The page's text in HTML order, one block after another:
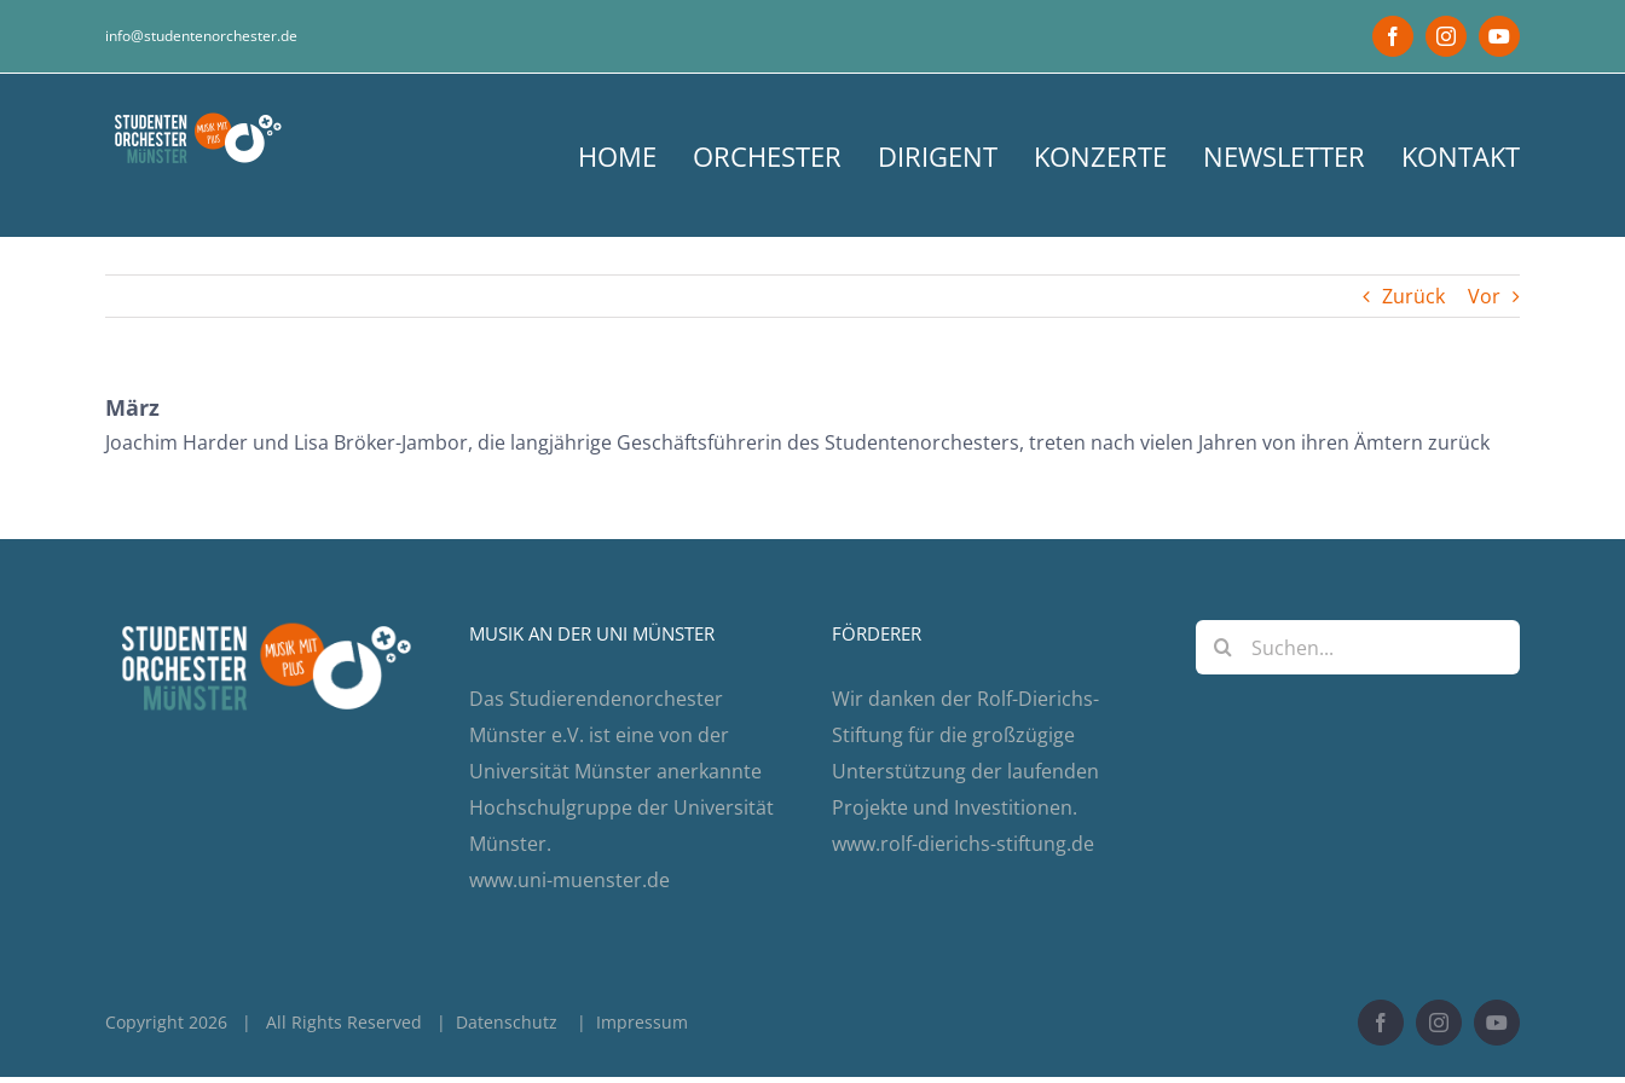
info@studentenorchester.de FacebookInstagramYouTube
HOME ORCHESTER DIRIGENT KONZERTE NEWSLETTER KONTAKT
Zurück Vor
März
Joachim Harder und Lisa Bröker-Jambor, die langjährige Geschäftsführerin des Studentenorchesters, treten nach vielen Jahren von ihren Ämtern zurück
MUSIK AN DER UNI MÜNSTER
Das Studierendenorchester
Münster e.V. ist eine von der
Universität Münster anerkannte
Hochschulgruppe der Universität
Münster.
www.uni-muenster.de
FÖRDERER
Wir danken der Rolf-Dierichs-
Stiftung für die großzügige
Unterstützung der laufenden
Projekte und Investitionen.
www.rolf-dierichs-stiftung.de
Suche
nach:
Copyright 2026 | All Rights Reserved | Datenschutz | Impressum FacebookInstagramYouTube